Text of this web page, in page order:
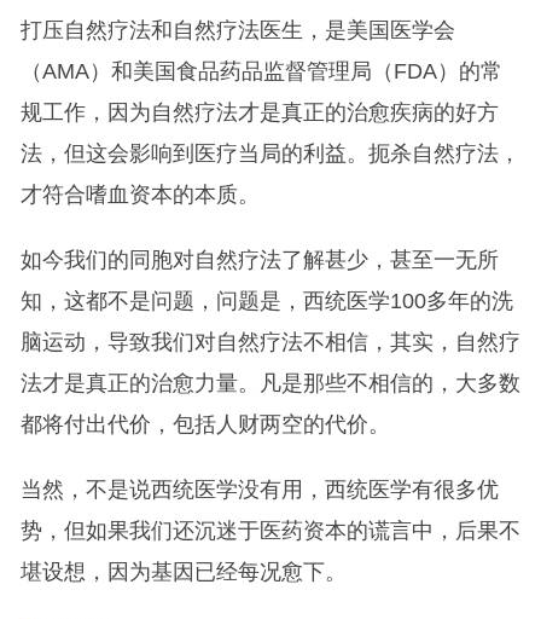
打压自然疗法和自然疗法医生，是美国医学会
（AMA）和美国食品药品监督管理局（FDA）的常
规工作，因为自然疗法才是真正的治愈疾病的好方
法，但这会影响到医疗当局的利益。扼杀自然疗法，
才符合嗜血资本的本质。
如今我们的同胞对自然疗法了解甚少，甚至一无所
知，这都不是问题，问题是，西统医学100多年的洗
脑运动，导致我们对自然疗法不相信，其实，自然疗
法才是真正的治愈力量。凡是那些不相信的，大多数
都将付出代价，包括人财两空的代价。
当然，不是说西统医学没有用，西统医学有很多优
势，但如果我们还沉迷于医药资本的谎言中，后果不
堪设想，因为基因已经每况愈下。